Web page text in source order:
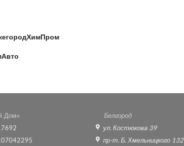
Дом» Белгород
ул. Костюкова 39
пр-т. Б. Хмельницкого 132